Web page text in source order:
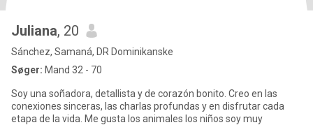
Juliana, 20
Sánchez, Samaná, DR Dominikanske
Søger: Mand 32 - 70
Soy una soñadora, detallista y de corazón bonito. Creo en las
conexiones sinceras, las charlas profundas y en disfrutar cada
etapa de la vida. Me gusta los animales los niños soy muy